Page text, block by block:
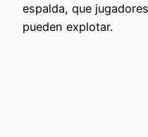
espalda, que
pueden explotar.